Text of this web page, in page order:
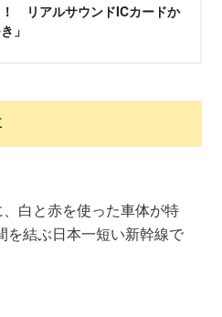
！ リアルサウンドICカードか
」
白と赤を使った車体が特
を結ぶ日本一短い新幹線で